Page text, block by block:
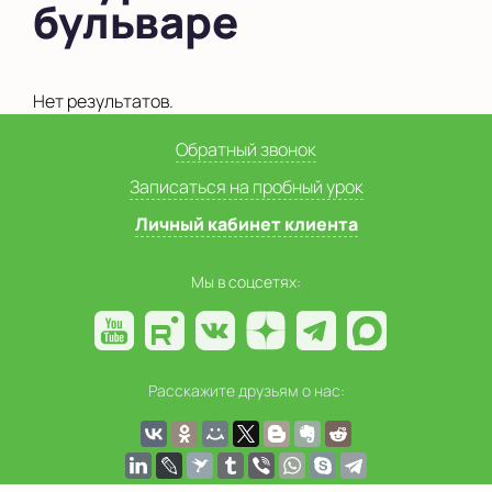
бульваре
Нет результатов.
Обратный звонок
Записаться на пробный урок
Личный кабинет клиента
Мы в соцсетях:
Расскажите друзьям о нас: